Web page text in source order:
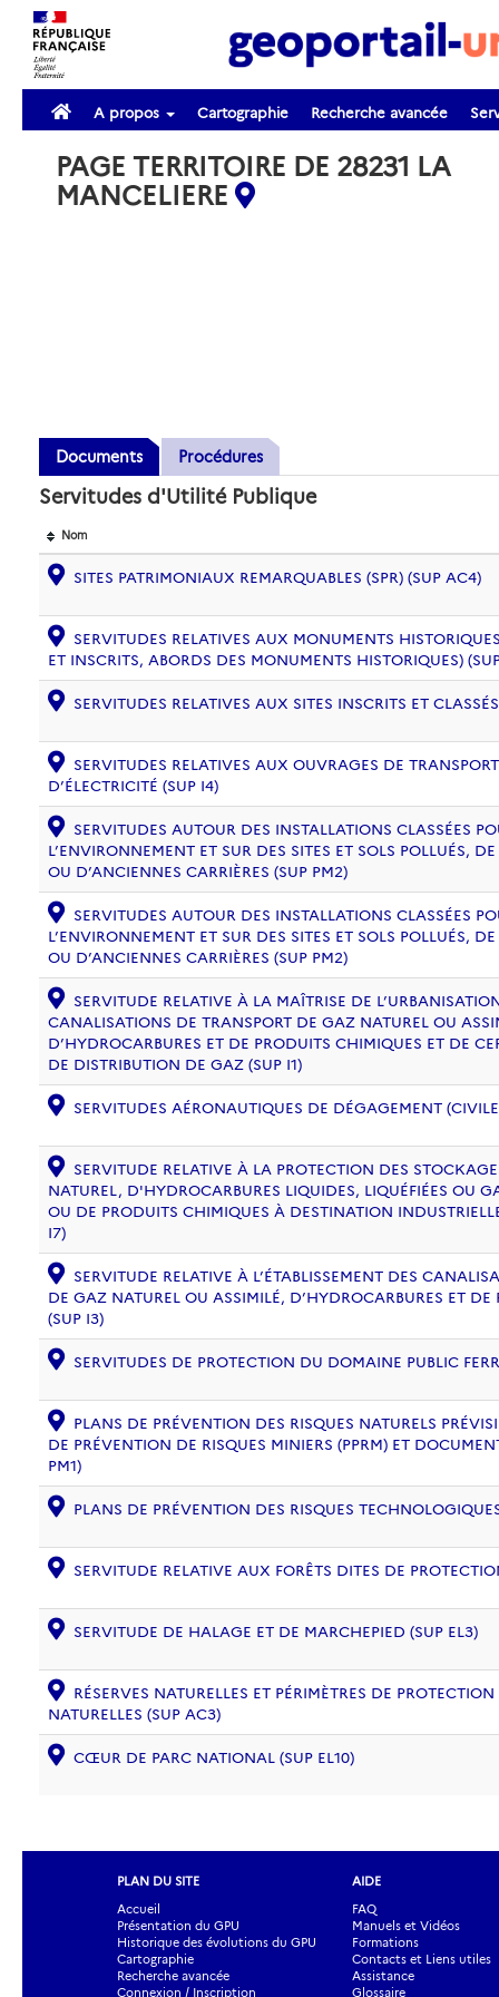
A propos Cartographie Recherche avancée
PAGE TERRITOIRE DE 28231 LA
MANCELIERE
Documents Procédures
Servitudes d'Utilité Publique
Nom
SITES PATRIMONIAUX REMARQUABLES (SPR) (SUP AC4)
SERVITUDES RELATIVES AUX MONUMENTS
ET INSCRITS, ABORDS DES MONUMENTS HISTORIQUES)
SERVITUDES RELATIVES AUX SITES INSCRITS ET
SERVITUDES RELATIVES AUX OUVRAGES DE
D’ÉLECTRICITÉ (SUP I4)
SERVITUDES AUTOUR DES INSTALLATIONS CLASSÉES
L’ENVIRONNEMENT ET SUR DES SITES ET SOLS POLLUÉS,
OU D’ANCIENNES CARRIÈRES (SUP PM2)
SERVITUDES AUTOUR DES INSTALLATIONS CLASSÉES
L’ENVIRONNEMENT ET SUR DES SITES ET SOLS POLLUÉS,
OU D’ANCIENNES CARRIÈRES (SUP PM2)
SERVITUDE RELATIVE À LA MAÎTRISE DE
CANALISATIONS DE TRANSPORT DE GAZ NATUREL OU
D’HYDROCARBURES ET DE PRODUITS CHIMIQUES ET DE
DE DISTRIBUTION DE GAZ (SUP I1)
SERVITUDES AÉRONAUTIQUES DE DÉGAGEMENT
SERVITUDE RELATIVE À LA PROTECTION DES
NATUREL, D'HYDROCARBURES LIQUIDES, LIQUÉFIÉES OU
OU DE PRODUITS CHIMIQUES À DESTINATION
I7)
SERVITUDE RELATIVE À L’ÉTABLISSEMENT DES
DE GAZ NATUREL OU ASSIMILÉ, D’HYDROCARBURES ET
(SUP I3)
SERVITUDES DE PROTECTION DU DOMAINE PUBLIC
PLANS DE PRÉVENTION DES RISQUES NATURELS
DE PRÉVENTION DE RISQUES MINIERS (PPRM) ET
PM1)
PLANS DE PRÉVENTION DES RISQUES
SERVITUDE RELATIVE AUX FORÊTS DITES DE
SERVITUDE DE HALAGE ET DE MARCHEPIED (SUP EL3)
RÉSERVES NATURELLES ET PÉRIMÈTRES DE
NATURELLES (SUP AC3)
CŒUR DE PARC NATIONAL (SUP EL10)
PLAN DU SITE
Accueil
Présentation du GPU
Historique des évolutions du GPU
Cartographie
Recherche avancée
Connexion / Inscription
AIDE
FAQ
Manuels et Vidéos
Formations
Contacts et Liens utiles
Assistance
Glossaire